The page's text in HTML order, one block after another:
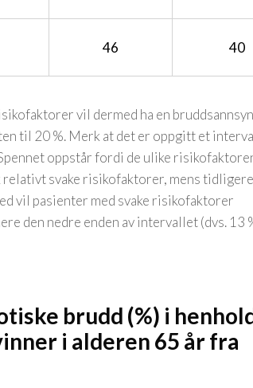
46 40
vil dermed ha en
til 20 %. Merk at det er oppgitt et
oppstår fordi de ulike
svake risikofaktorer, mens
vil pasienter med svake risikofaktorer
den nedre enden av intervallet (dvs. 13
brudd (%) i
i alderen 65 år fra